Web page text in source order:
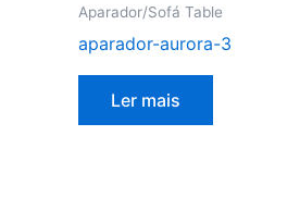
Aparador/Sofá Table
aparador-aurora-3
Ler mais